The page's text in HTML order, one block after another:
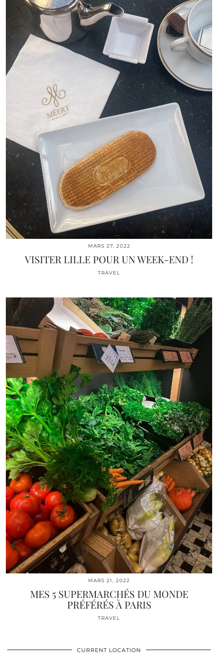
MARS 27, 2022
VISITER LILLE POUR UN WEEK-END !
TRAVEL
MARS 21, 2022
MES 5 SUPERMARCHÉS DU MONDE
PRÉFÉRÉS À PARIS
TRAVEL
CURRENT LOCATION